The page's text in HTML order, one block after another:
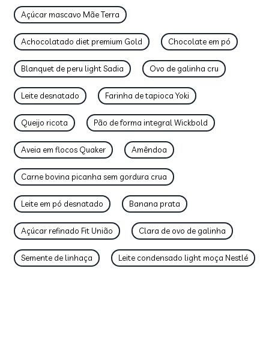
Açúcar mascavo Mãe Terra
Achocolatado diet premium Gold Chocolate em pó
Blanquet de peru light Sadia Ovo de galinha cru
Leite desnatado Farinha de tapioca Yoki
Queijo ricota Pão de forma integral Wickbold
Aveia em flocos Quaker Amêndoa
Carne bovina picanha sem gordura crua
Leite em pó desnatado Banana prata
Açúcar refinado Fit União Clara de ovo de galinha
Semente de linhaça Leite condensado light moça Nestlé